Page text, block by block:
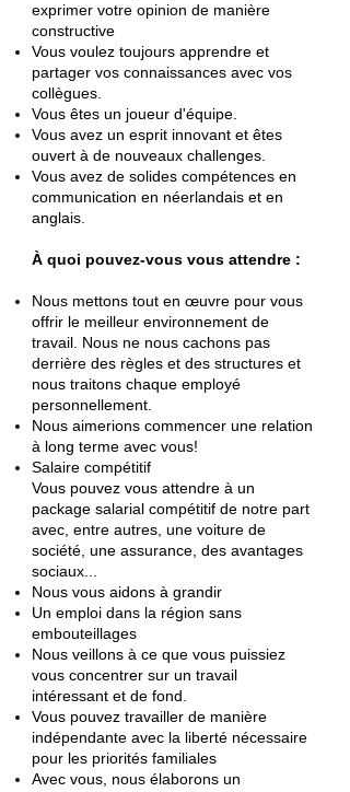
exprimer votre opinion de manière
constructive
Vous voulez toujours apprendre et
partager vos connaissances avec vos
collègues.
Vous êtes un joueur d'équipe.
Vous avez un esprit innovant et êtes
ouvert à de nouveaux challenges.
Vous avez de solides compétences en
communication en néerlandais et en
anglais.
À quoi pouvez-vous vous attendre :
Nous mettons tout en œuvre pour vous
offrir le meilleur environnement de
travail. Nous ne nous cachons pas
derrière des règles et des structures et
nous traitons chaque employé
personnellement.
Nous aimerions commencer une relation
à long terme avec vous!
Salaire compétitif
Vous pouvez vous attendre à un
package salarial compétitif de notre part
avec, entre autres, une voiture de
société, une assurance, des avantages
sociaux...
Nous vous aidons à grandir
Un emploi dans la région sans
embouteillages
Nous veillons à ce que vous puissiez
vous concentrer sur un travail
intéressant et de fond.
Vous pouvez travailler de manière
indépendante avec la liberté nécessaire
pour les priorités familiales
Avec vous, nous élaborons un